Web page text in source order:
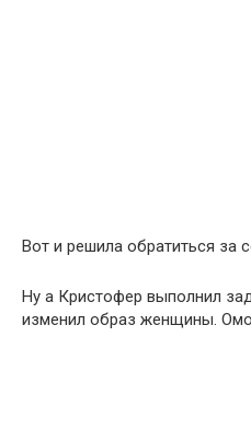
Вот и решила обратиться за
Ну а Кристофер выполнил
изменил образ женщины.